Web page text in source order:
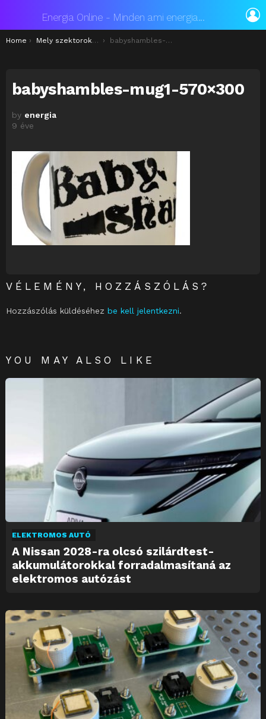
Energia Online - Minden ami energia...
You are here:
Home Mely szektorokban kedveltek a reklámajándékok? babyshambles-mug1-570×300
babyshambles-mug1-570×300
by energia
9 éve
VÉLEMÉNY, HOZZÁSZÓLÁS?
Hozzászólás küldéséhez be kell jelentkezni.
YOU MAY ALSO LIKE
ELEKTROMOS AUTÓ
A Nissan 2028-ra olcsó szilárdtest-
akkumulátorokkal forradalmasítaná az
elektromos autózást